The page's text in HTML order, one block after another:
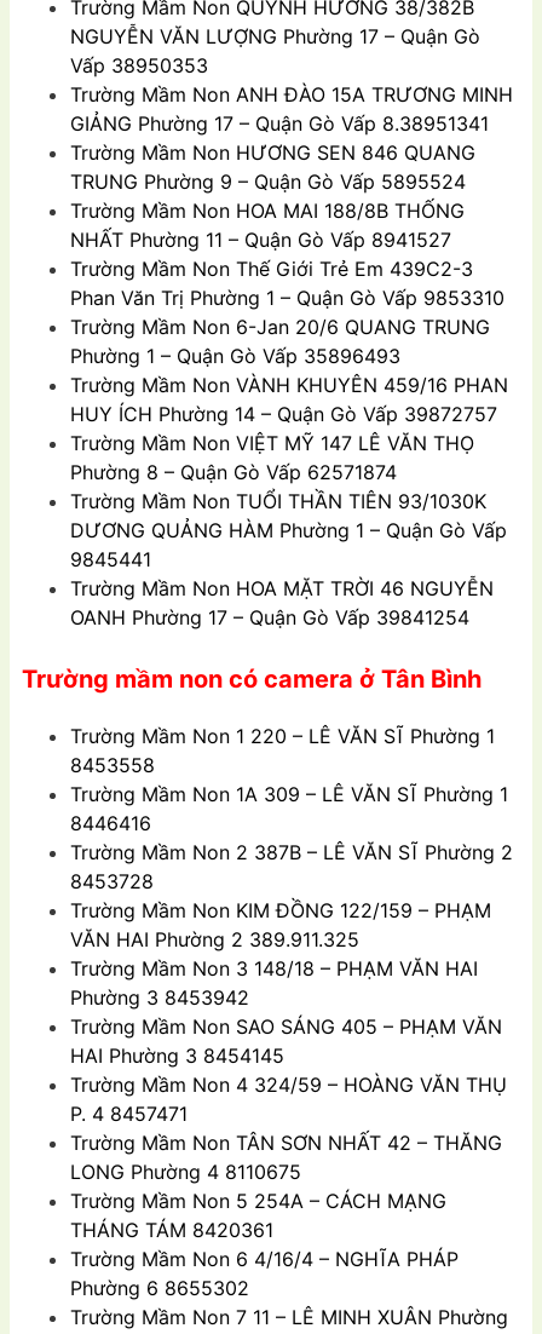
Trường Mầm Non QUỲNH HƯƠNG 38/382B
NGUYỄN VĂN LƯỢNG Phường 17 – Quận Gò
Vấp 38950353
Trường Mầm Non ANH ĐÀO 15A TRƯƠNG MINH
GIẢNG Phường 17 – Quận Gò Vấp 8.38951341
Trường Mầm Non HƯƠNG SEN 846 QUANG
TRUNG Phường 9 – Quận Gò Vấp 5895524
Trường Mầm Non HOA MAI 188/8B THỐNG
NHẤT Phường 11 – Quận Gò Vấp 8941527
Trường Mầm Non Thế Giới Trẻ Em 439C2-3
Phan Văn Trị Phường 1 – Quận Gò Vấp 9853310
Trường Mầm Non 6-Jan 20/6 QUANG TRUNG
Phường 1 – Quận Gò Vấp 35896493
Trường Mầm Non VÀNH KHUYÊN 459/16 PHAN
HUY ÍCH Phường 14 – Quận Gò Vấp 39872757
Trường Mầm Non VIỆT MỸ 147 LÊ VĂN THỌ
Phường 8 – Quận Gò Vấp 62571874
Trường Mầm Non TUỔI THẦN TIÊN 93/1030K
DƯƠNG QUẢNG HÀM Phường 1 – Quận Gò Vấp
9845441
Trường Mầm Non HOA MẶT TRỜI 46 NGUYỄN
OANH Phường 17 – Quận Gò Vấp 39841254
Trường mầm non có camera ở Tân Bình
Trường Mầm Non 1 220 – LÊ VĂN SĨ Phường 1
8453558
Trường Mầm Non 1A 309 – LÊ VĂN SĨ Phường 1
8446416
Trường Mầm Non 2 387B – LÊ VĂN SĨ Phường 2
8453728
Trường Mầm Non KIM ÐỒNG 122/159 – PHẠM
VĂN HAI Phường 2 389.911.325
Trường Mầm Non 3 148/18 – PHẠM VĂN HAI
Phường 3 8453942
Trường Mầm Non SAO SÁNG 405 – PHẠM VĂN
HAI Phường 3 8454145
Trường Mầm Non 4 324/59 – HOÀNG VĂN THỤ
P. 4 8457471
Trường Mầm Non TÂN SƠN NHẤT 42 – THĂNG
LONG Phường 4 8110675
Trường Mầm Non 5 254A – CÁCH MẠNG
THÁNG TÁM 8420361
Trường Mầm Non 6 4/16/4 – NGHĨA PHÁP
Phường 6 8655302
Trường Mầm Non 7 11 – LÊ MINH XUÂN Phường